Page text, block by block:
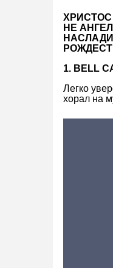
НЕ
1. BELL
Легко
хорал на